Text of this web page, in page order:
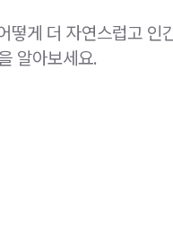
떻게 더 자연스럽고 인
알아보세요.